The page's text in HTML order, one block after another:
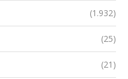
(1.932)
(25)
(21)